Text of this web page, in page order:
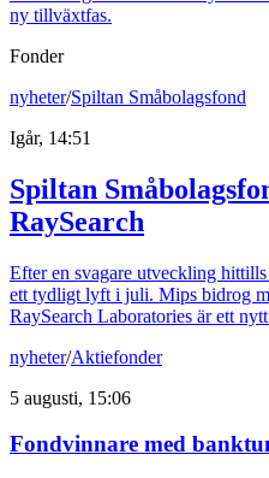
ny tillväxtfas.
Fonder
nyheter/Spiltan Småbolagsfond
Igår, 14:51
Spiltan
RaySearch
Efter en svagare utveckling
ett tydligt lyft i juli. Mips bidrog
RaySearch Laboratories är ett
nyheter/Aktiefonder
5 augusti, 15:06
Fondvinnare med